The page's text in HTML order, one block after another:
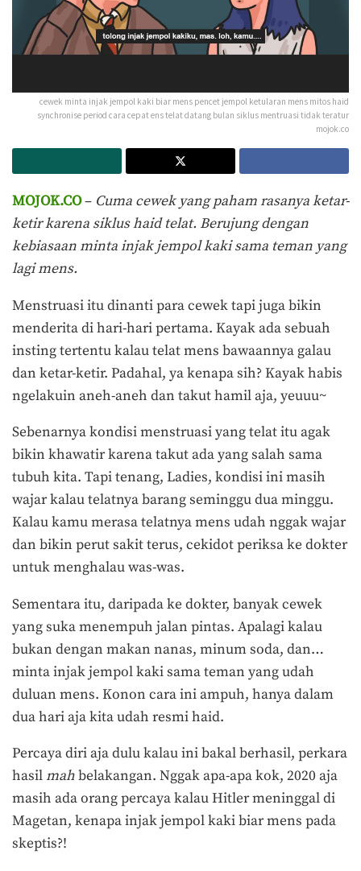
cewek minta injak jempol kaki biar mens pencet jempol ketularan mens mitos haid
synchronise period cara cepat ens telat datang bulan siklus mentruasi tidak teratur
mojok.co
MOJOK.CO– Cuma cewek yang paham rasanya ketar-
ketir karena siklus haid telat. Berujung dengan
kebiasaan minta injak jempol kaki sama teman yang
lagi mens.
Menstruasi itu dinanti para cewek tapi juga bikin
menderita di hari-hari pertama. Kayak ada sebuah
insting tertentu kalau telat mens bawaannya galau
dan ketar-ketir. Padahal, ya kenapa sih? Kayak habis
ngelakuin aneh-aneh dan takut hamil aja, yeuuu~
Sebenarnya kondisi menstruasi yang telat itu agak
bikin khawatir karena takut ada yang salah sama
tubuh kita. Tapi tenang, Ladies, kondisi ini masih
wajar kalau telatnya barang seminggu dua minggu.
Kalau kamu merasa telatnya mens udah nggak wajar
dan bikin perut sakit terus, cekidot periksa ke dokter
untuk menghalau was-was.
Sementara itu, daripada ke dokter, banyak cewek
yang suka menempuh jalan pintas. Apalagi kalau
bukan dengan makan nanas, minum soda, dan…
minta injak jempol kaki sama teman yang udah
duluan mens. Konon cara ini ampuh, hanya dalam
dua hari aja kita udah resmi haid.
Percaya diri aja dulu kalau ini bakal berhasil, perkara
hasilmahbelakangan. Nggak apa-apa kok, 2020 aja
masih ada orang percaya kalau Hitler meninggal di
Magetan, kenapa injak jempol kaki biar mens pada
skeptis?!